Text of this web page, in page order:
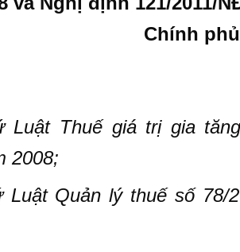
Chính phủ
Luật Thuế giá trị gia
2008;
Luật Quản lý thuế số 78/